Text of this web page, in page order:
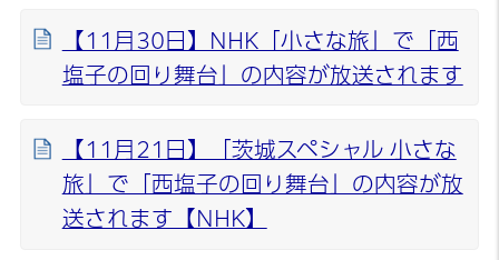
【11月30日】NHK「小さな旅」で「西
塩子の回り舞台」の内容が放送されます
【11月21日】「茨城スペシャル 小さな
旅」で「西塩子の回り舞台」の内容が放
送されます【NHK】